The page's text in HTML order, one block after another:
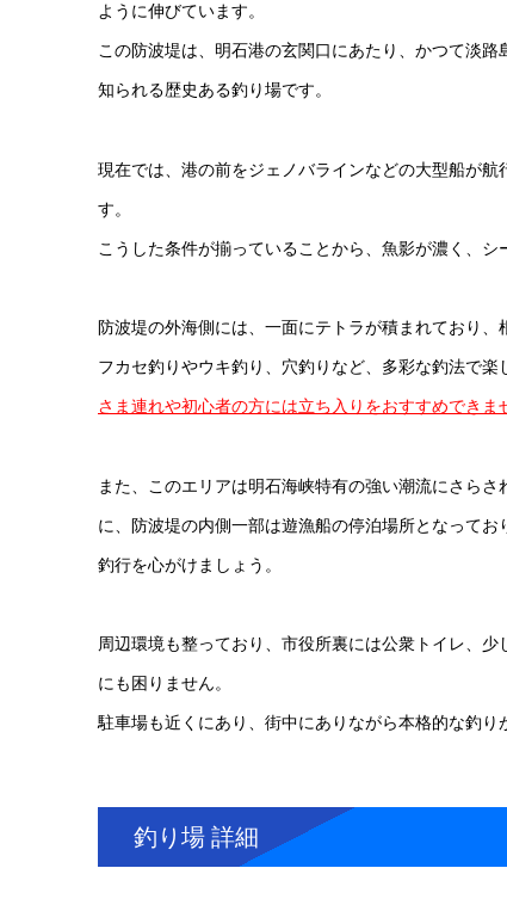
ように伸びています。
この防波堤は、明石港の玄関口にあたり、かつて淡
知られる歴史ある釣り場です。
現在では、港の前をジェノバラインなどの大型船が
す。
こうした条件が揃っていることから、魚影が濃く、
防波堤の外海側には、一面にテトラが積まれており、
フカセ釣りやウキ釣り、穴釣りなど、多彩な釣法で楽
さま連れや初心者の方には立ち入りをおすすめできま
また、このエリアは明石海峡特有の強い潮流にさらさ
に、防波堤の内側一部は遊漁船の停泊場所となってお
釣行を心がけましょう。
周辺環境も整っており、市役所裏には公衆トイレ、
にも困りません。
駐車場も近くにあり、街中にありながら本格的な釣
釣り場 詳細